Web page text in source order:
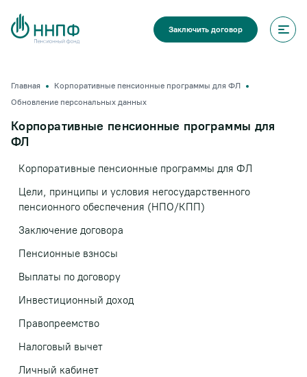
Заключить договор
Главная
Корпоративные пенсионные программы для ФЛ
Обновление персональных данных
Корпоративные пенсионные программы для
ФЛ
Корпоративные пенсионные программы для ФЛ
Цели, принципы и условия негосударственного
пенсионного обеспечения (НПО/КПП)
Заключение договора
Пенсионные взносы
Выплаты по договору
Инвестиционный доход
Правопреемство
Налоговый вычет
Личный кабинет